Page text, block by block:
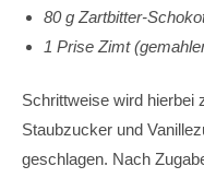
80 g Zartbitter-
1 Prise Zimt
Schrittweise wird hierbei
Staubzucker und
geschlagen. Nach